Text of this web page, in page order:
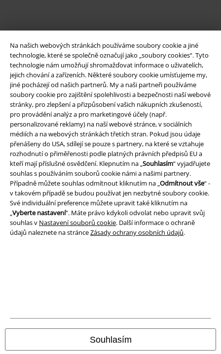
Na našich webových stránkách používáme soubory cookie a jiné
technologie, které se společně označují jako „soubory cookies“. Tyto
technologie nám umožňují shromažďovat informace o uživatelích,
jejich chování a zařízeních. Některé soubory cookie umísťujeme my,
jiné pocházejí od našich partnerů. My a naši partneři používáme
soubory cookie pro zajištění spolehlivosti a bezpečnosti naší webové
stránky, pro zlepšení a přizpůsobení vašich nákupních zkušeností,
pro provádění analýz a pro marketingové účely (např.
personalizované reklamy) na naší webové stránce, v sociálních
médiích a na webových stránkách třetích stran. Pokud jsou údaje
přenášeny do USA, sdílejí se pouze s partnery, na které se vztahuje
rozhodnutí o přiměřenosti podle platných právních předpisů EU a
kteří mají příslušné osvědčení. Klepnutím na „Souhlasím“ vyjadřujete
souhlas s používáním souborů cookie námi a našimi partnery.
Případně můžete souhlas odmítnout kliknutím na „Odmítnout vše“ -
v takovém případě se budou používat jen nezbytné soubory cookie.
Své individuální preference můžete upravit také kliknutím na
„Vyberte nastavení“. Máte právo kdykoli odvolat nebo upravit svůj
souhlas v Nastavení souborů cookie. Další informace o ochraně
údajů naleznete na stránceZásady ochrany osobních údajů.
Souhlasím
Právní informace
Podmínky
Prohlášení
Ochrana osobních údajů
Likvidace odpadu a ochrana životního prostředí
Prohlášení o shodě
Informace o přístupnosti